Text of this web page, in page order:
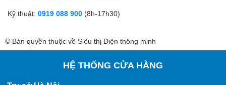
Kỹ thuật: 0919 088 900 (8h-17h30)
© Bản quyền thuộc về Siêu thị Điện thông minh
HỆ THỐNG CỬA HÀNG